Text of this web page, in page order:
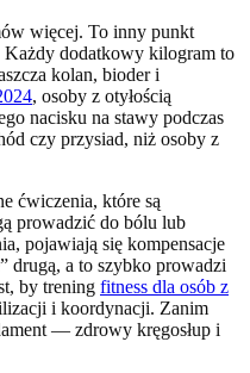
więcej. To inny punkt
dodatkowy kilogram to
kolan, bioder i
, osoby z otyłością
nacisku na stawy podczas
czy przysiad, niż osoby z
ćwiczenia, które są
prowadzić do bólu lub
pojawiają się kompensacje
drugą, a to szybko prowadzi
by trening fitness dla osób z
i koordynacji. Zanim
— zdrowy kręgosłup i